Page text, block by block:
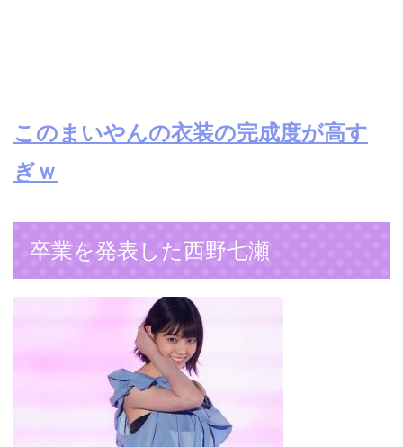
このまいやんの衣装の完成度が高す
ぎｗ
卒業を発表した西野七瀬